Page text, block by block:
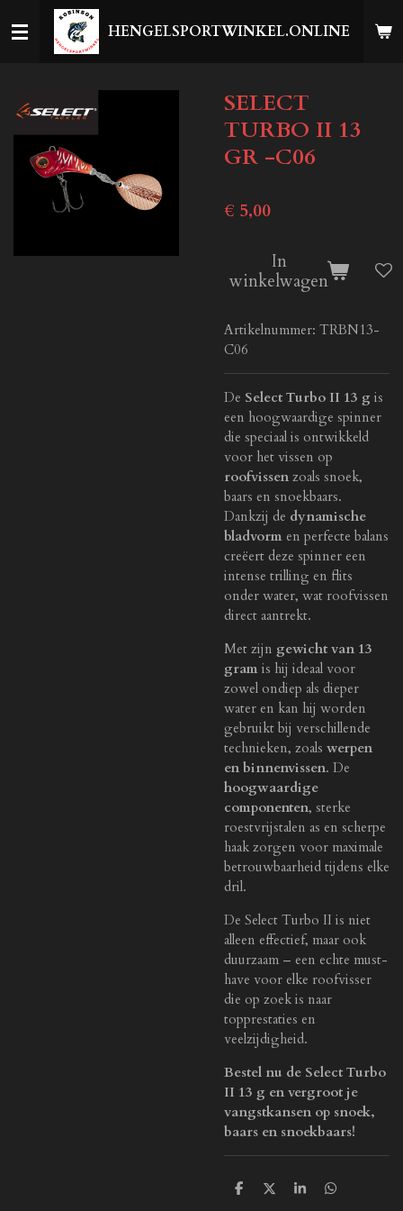
direct
HENGELSPORTWINKEL.ONLINE
SELECT
TURBO II 13
GR -C06
€ 5,00
In
winkelwagen
Artikelnummer: TRBN13-
C06
De Select Turbo II 13 g is
een hoogwaardige spinner
die speciaal is ontwikkeld
voor het vissen op
roofvissen zoals snoek,
baars en snoekbaars.
Dankzij de dynamische
bladvorm en perfecte balans
creëert deze spinner een
intense trilling en flits
onder water, wat roofvissen
direct aantrekt.
Met zijn gewicht van 13
gram is hij ideaal voor
zowel ondiep als dieper
water en kan hij worden
gebruikt bij verschillende
technieken, zoals werpen
en binnenvissen. De
hoogwaardige
componenten, sterke
roestvrijstalen as en scherpe
haak zorgen voor maximale
betrouwbaarheid tijdens elke
dril.
De Select Turbo II is niet
alleen effectief, maar ook
duurzaam – een echte must-
have voor elke roofvisser
die op zoek is naar
topprestaties en
veelzijdigheid.
Bestel nu de Select Turbo
II 13 g en vergroot je
vangstkansen op snoek,
baars en snoekbaars!
D
D
S
D